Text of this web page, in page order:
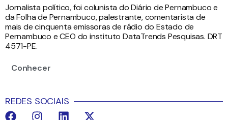
Jornalista político, foi colunista do Diário de Pernambuco e
da Folha de Pernambuco, palestrante, comentarista de
mais de cinquenta emissoras de rádio do Estado de
Pernambuco e CEO do instituto DataTrends Pesquisas. DRT
4571-PE.
Conhecer
REDES SOCIAIS